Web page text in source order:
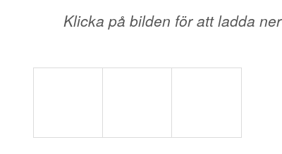
Klicka på bilden för att ladda ner